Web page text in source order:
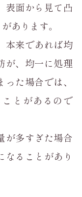
表面から見て凸
あります。
本来であれば均
が、均一に処理
た場合では、
とがあるので
が多すぎた場合
ることがあり